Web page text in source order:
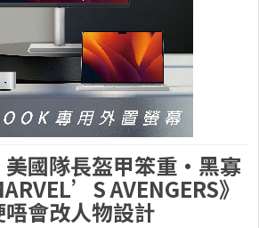
美國隊長盔甲笨重・黑寡
AVENGERS》
會改人物設計